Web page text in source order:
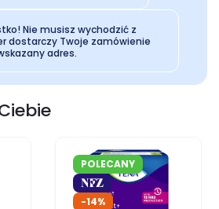
Nie musisz wychodzić z
dostarczy Twoje zamówienie
adres.
POLECANY
-14%